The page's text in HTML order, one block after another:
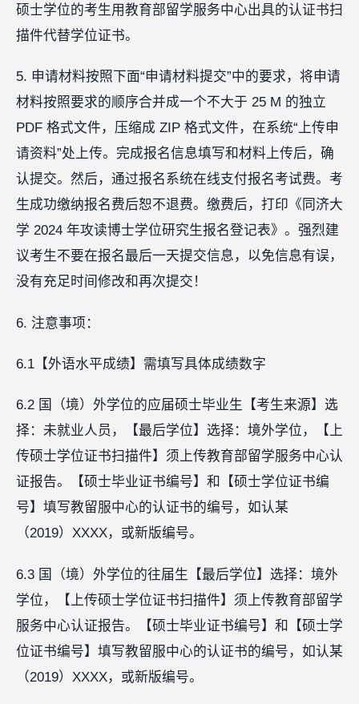
硕士学位的考生用教育部留学服务中心出具的认证书扫
描件代替学位证书。
5. 申请材料按照下面“申请材料提交”中的要求，将申请
材料按照要求的顺序合并成一个不大于 25 M 的独立
PDF 格式文件，压缩成 ZIP 格式文件，在系统“上传申
请资料”处上传。完成报名信息填写和材料上传后，确
认提交。然后，通过报名系统在线支付报名考试费。考
生成功缴纳报名费后恕不退费。缴费后，打印《同济大
学 2024 年攻读博士学位研究生报名登记表》。强烈建
议考生不要在报名最后一天提交信息，以免信息有误，
没有充足时间修改和再次提交！
6. 注意事项：
6.1【外语水平成绩】需填写具体成绩数字
6.2 国（境）外学位的应届硕士毕业生【考生来源】选
择：未就业人员，【最后学位】选择：境外学位，【上
传硕士学位证书扫描件】须上传教育部留学服务中心认
证报告。【硕士毕业证书编号】和【硕士学位证书编
号】填写教留服中心的认证书的编号，如认某
（2019）XXXX，或新版编号。
6.3 国（境）外学位的往届生【最后学位】选择：境外
学位，【上传硕士学位证书扫描件】须上传教育部留学
服务中心认证报告。【硕士毕业证书编号】和【硕士学
位证书编号】填写教留服中心的认证书的编号，如认某
（2019）XXXX，或新版编号。